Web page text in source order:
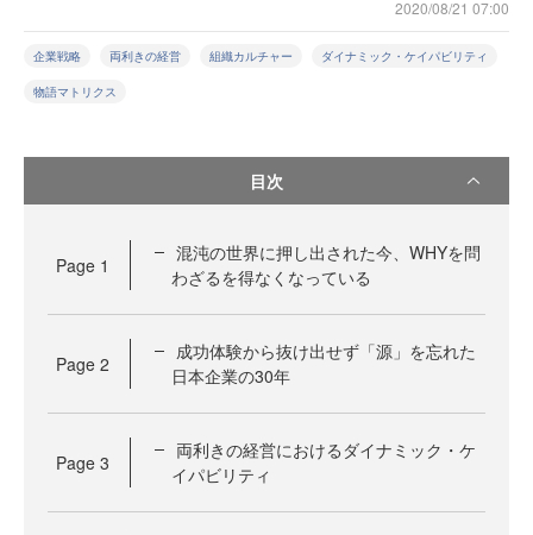
2020/08/21 07:00
企業戦略 両利きの経営 組織カルチャー ダイナミック・ケイパビリティ
物語マトリクス
目次
Page 1
混沌の世界に押し出された今、WHYを問
わざるを得なくなっている
Page 2
成功体験から抜け出せず「源」を忘れた
日本企業の30年
Page 3
両利きの経営におけるダイナミック・ケ
イパビリティ